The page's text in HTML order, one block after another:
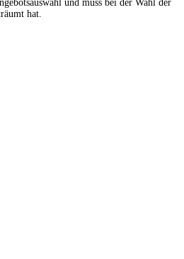
und muss bei der Wahl der
hat.